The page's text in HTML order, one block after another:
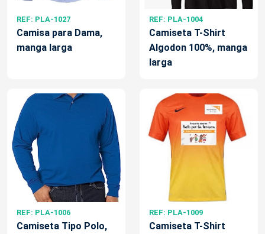
REF: PLA-1027
Camisa para Dama,
manga larga
REF: PLA-1004
Camiseta T-Shirt
Algodon 100%, manga
larga
REF: PLA-1006
Camiseta Tipo Polo,
REF: PLA-1009
Camiseta T-Shirt